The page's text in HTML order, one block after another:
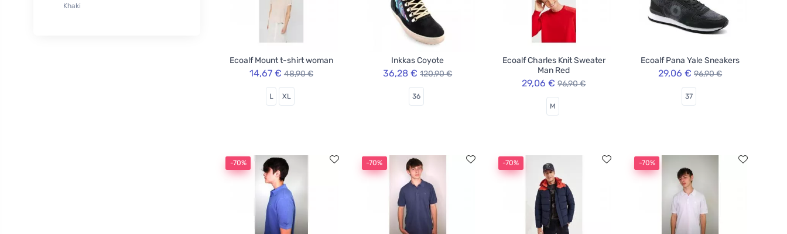
XL
Khaki
Ecoalf Mount t-shirt woman
14,67 € 48,90 €
L XL
Inkkas Coyote
36,28 € 120,90 €
36
Ecoalf Charles Knit Sweater
Man Red
29,06 € 96,90 €
M
Ecoalf Pana Yale Sneakers
29,06 € 96,90 €
37
-70% -70% -70% -70%